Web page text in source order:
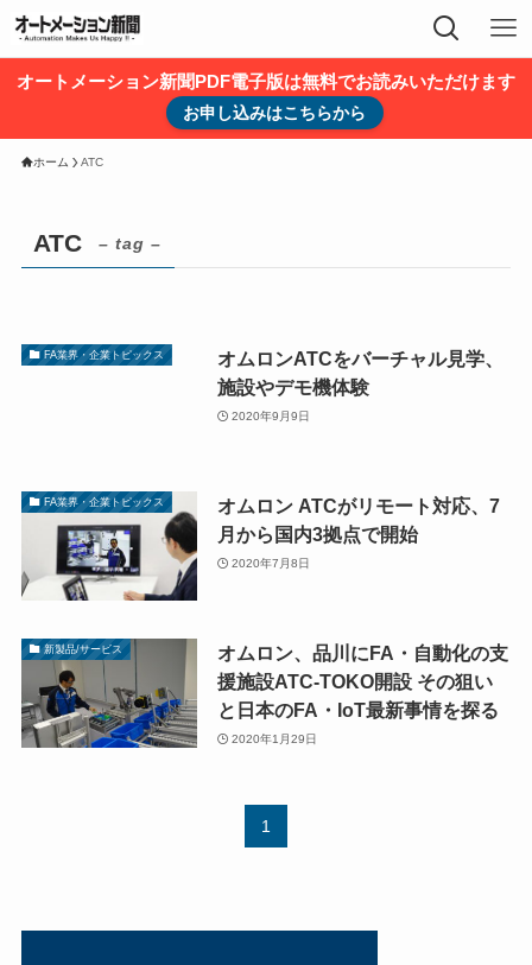
オートメーション新聞PDF電子版は無料でお読みいただけます
お申し込みはこちらから
ホーム ATC
ATC – tag –
FA業界・企業トピックス
オムロンATCをバーチャル見学、
施設やデモ機体験
2020年9月9日
FA業界・企業トピックス
オムロン ATCがリモート対応、7
月から国内3拠点で開始
2020年7月8日
新製品/サービス
オムロン、品川にFA・自動化の支
援施設ATC-TOKO開設 その狙い
と日本のFA・IoT最新事情を探る
2020年1月29日
1